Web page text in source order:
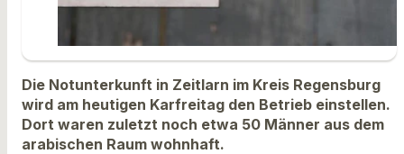
Die Notunterkunft in Zeitlarn im Kreis Regensburg
wird am heutigen Karfreitag den Betrieb einstellen.
Dort waren zuletzt noch etwa 50 Männer aus dem
arabischen Raum wohnhaft.